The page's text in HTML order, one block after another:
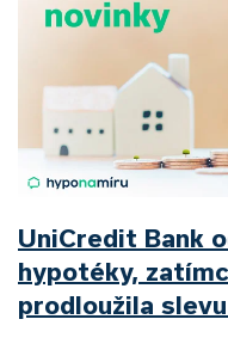
UniCredit Bank
hypotéky,
prodloužila